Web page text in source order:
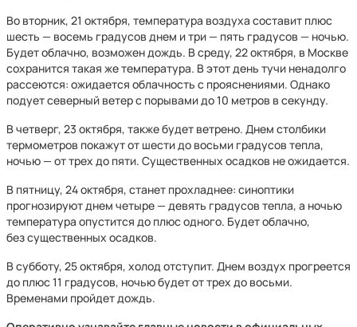
Во вторник, 21 октября, температура воздуха составит плюс
шесть — восемь градусов днем и три — пять градусов — ночью.
Будет облачно, возможен дождь. В среду, 22 октября, в Москве
сохранится такая же температура. В этот день тучи ненадолго
рассеются: ожидается облачность с прояснениями. Однако
подует северный ветер с порывами до 10 метров в секунду.
В четверг, 23 октября, также будет ветрено. Днем столбики
термометров покажут от шести до восьми градусов тепла,
ночью — от трех до пяти. Существенных осадков не ожидается.
В пятницу, 24 октября, станет прохладнее: синоптики
прогнозируют днем четыре — девять градусов тепла, а ночью
температура опустится до плюс одного. Будет облачно,
без существенных осадков.
В субботу, 25 октября, холод отступит. Днем воздух прогреется
до плюс 11 градусов, ночью будет от трех до восьми.
Временами пройдет дождь.